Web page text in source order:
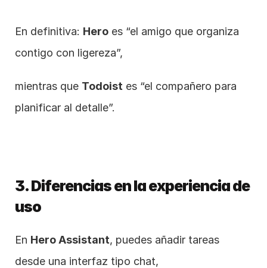
En definitiva: Hero es “el amigo que organiza
contigo con ligereza”,
mientras que Todoist es “el compañero para
planificar al detalle”.
3. Diferencias en la experiencia de
uso
En Hero Assistant, puedes añadir tareas
desde una interfaz tipo chat,